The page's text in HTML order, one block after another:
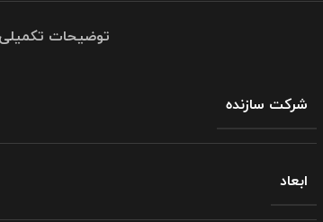
توضیحات تکمیلی
شرکت سازنده
ابعاد